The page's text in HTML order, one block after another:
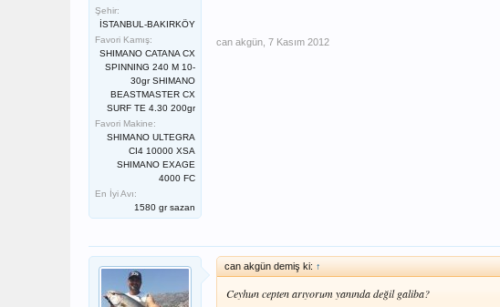
Şehir:
İSTANBUL-BAKIRKÖY
Favori Kamış:
SHIMANO CATANA CX
SPINNING 240 M 10-
30gr SHIMANO
BEASTMASTER CX
SURF TE 4.30 200gr
Favori Makine:
SHIMANO ULTEGRA
CI4 10000 XSA
SHIMANO EXAGE
4000 FC
En İyi Avı:
1580 gr sazan
can akgün 7 Kasım 2012
can akgün demiş ki: ↑
Ceyhun cepten arıyorum yanında değil galiba?